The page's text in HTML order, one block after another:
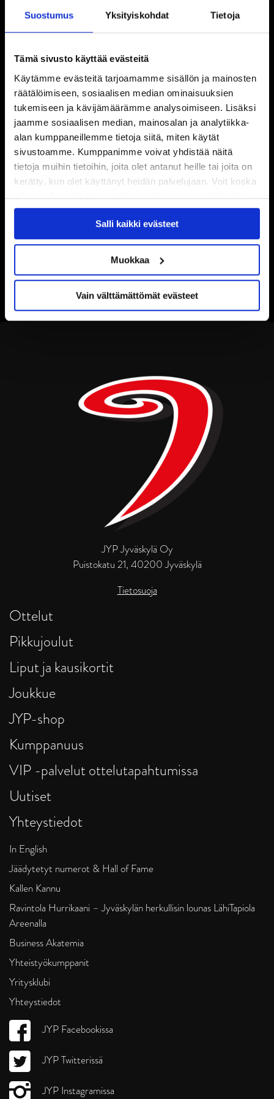
Suostumus Yksityiskohdat Tietoja
Tämä sivusto käyttää evästeitä
Käytämme evästeitä tarjoamamme sisällön ja mainosten
räätälöimiseen, sosiaalisen median ominaisuuksien
tukemiseen ja kävijämäärämme analysoimiseen. Lisäksi
jaamme sosiaalisen median, mainosalan ja analytiikka-
alan kumppaneillemme tietoja siitä, miten käytät
sivustoamme. Kumppanimme voivat yhdistää näitä
tietoja muihin tietoihin, joita olet antanut heille tai joita on
kerätty, kun olet käyttänyt heidän palvelujaan. Voit koska
tahansa kumota tai muuttaa suostumustasi evästeiden
käytöstäEvästeet-sivultamme.
Salli kaikki evästeet
Muokkaa
Vain välttämättömät evästeet
JYP Jyväskylä Oy
Puistokatu 21, 40200 Jyväskylä
Tietosuoja
Ottelut
Pikkujoulut
Liput ja kausikortit
Joukkue
JYP-shop
Kumppanuus
VIP -palvelut ottelutapahtumissa
Uutiset
Yhteystiedot
In English
Jäädytetyt numerot & Hall of Fame
Kallen Kannu
Ravintola Hurrikaani – Jyväskylän herkullisin lounas LähiTapiola
Areenalla
Business Akatemia
Yhteistyökumppanit
Yritysklubi
Yhteystiedot
JYP Facebookissa
JYP Twitterissä
JYP Instagramissa